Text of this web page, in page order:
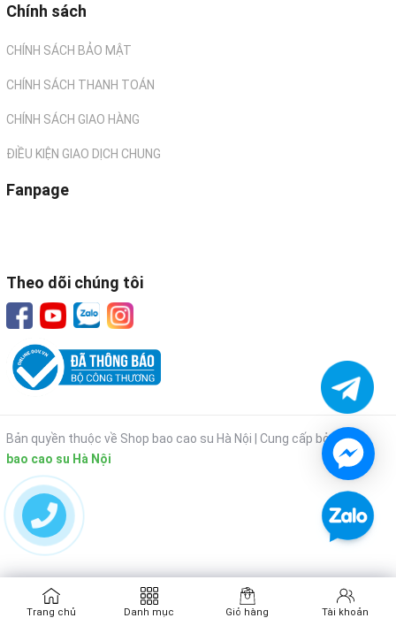
Chính sách
CHÍNH SÁCH BẢO MẬT
CHÍNH SÁCH THANH TOÁN
CHÍNH SÁCH GIAO HÀNG
ĐIỀU KIỆN GIAO DỊCH CHUNG
Fanpage
Theo dõi chúng tôi
Bản quyền thuộc về Shop bao cao su Hà Nội | Cung cấp bởi Shop
bao cao su Hà Nội
Trang chủ Danh mục Giỏ hàng Tài khoản